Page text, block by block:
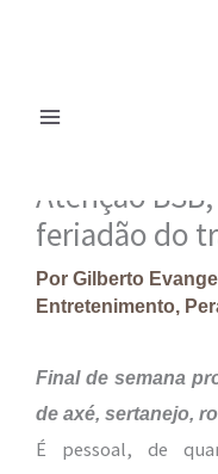
Atenção
feriadão do
Por Gilberto
Entretenimento,
Final de semana
de axé, sertanejo,
É pessoal, de